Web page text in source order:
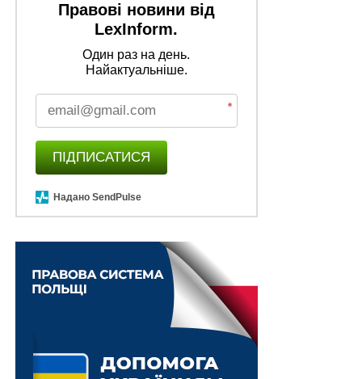
Правові новини від
LexInform.
Один раз на день.
Найактуальніше.
*
ПІДПИСАТИСЯ
Надано SendPulse